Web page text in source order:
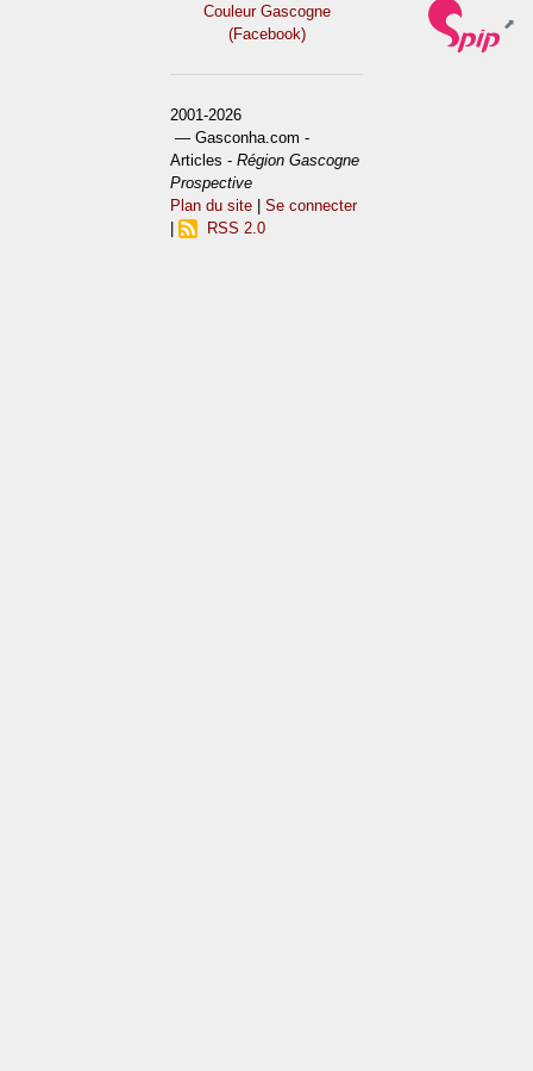
Couleur Gascogne
(Facebook)
2001-2026
— Gasconha.com -
Articles -Région Gascogne
Prospective
Plan du site |Se connecter
RSS 2.0